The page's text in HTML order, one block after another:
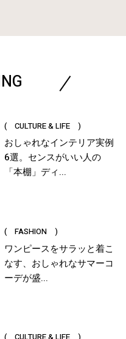
( CULTURE & LIFE )
おしゃれなインテリア実例
6選。センスがいい人の
「本棚」ディ...
( FASHION )
ワンピースをサラッと着こ
なす、おしゃれなサマーコ
ーデが盛...